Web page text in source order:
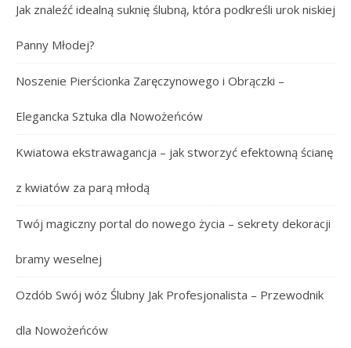
Jak znaleźć idealną suknię ślubną, która podkreśli urok niskiej
Panny Młodej?
Noszenie Pierścionka Zaręczynowego i Obrączki –
Elegancka Sztuka dla Nowożeńców
Kwiatowa ekstrawagancja – jak stworzyć efektowną ścianę
z kwiatów za parą młodą
Twój magiczny portal do nowego życia – sekrety dekoracji
bramy weselnej
Ozdób Swój wóz Ślubny Jak Profesjonalista – Przewodnik
dla Nowożeńców